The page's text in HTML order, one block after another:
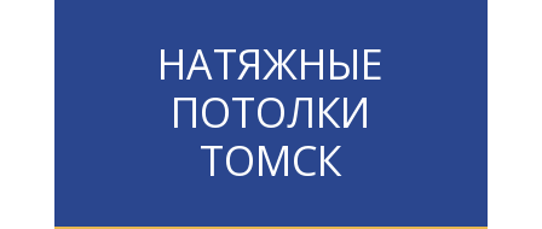
НАТЯЖНЫЕ
ПОТОЛКИ
ТОМСК